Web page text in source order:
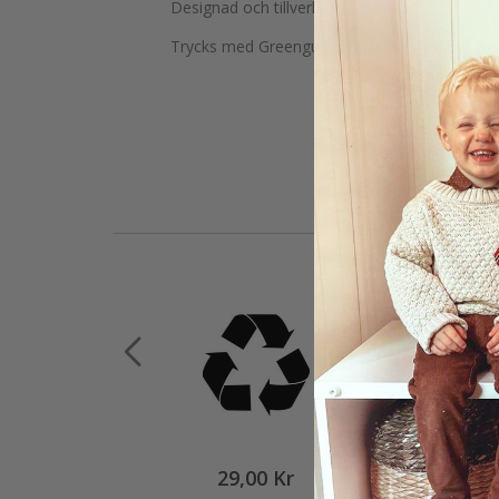
Designad och tillverkad i Sverige.
Trycks med Greenguard certifierat bläck.
29,00 Kr